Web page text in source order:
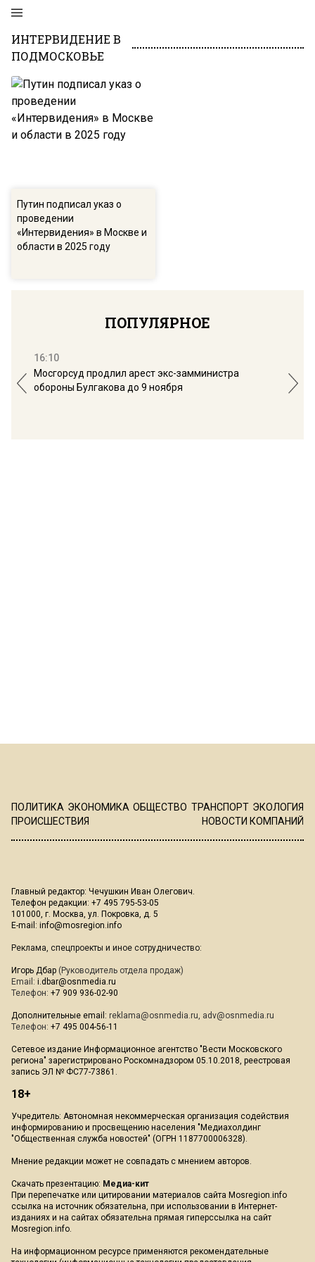
ИНТЕРВИДЕНИЕ В
ПОДМОСКОВЬЕ
Путин подписал указ о
проведении
«Интервидения» в Москве и
области в 2025 году
ПОПУЛЯРНОЕ
16:10
Мосгорсуд продлил арест экс-замминистра
обороны Булгакова до 9 ноября
ПОЛИТИКА ЭКОНОМИКА ОБЩЕСТВО ТРАНСПОРТ ЭКОЛОГИЯ
ПРОИСШЕСТВИЯ
НОВОСТИ КОМПАНИЙ
Главный редактор: Чечушкин Иван Олегович.
Телефон редакции: +7 495 795-53-05
101000, г. Москва, ул. Покровка, д. 5
E-mail: info@mosregion.info
Реклама, спецпроекты и иное сотрудничество:
Игорь Дбар (Руководитель отдела продаж)
Email: i.dbar@osnmedia.ru
Телефон: +7 909 936-02-90
Дополнительные email: reklama@osnmedia.ru, adv@osnmedia.ru
Телефон: +7 495 004-56-11
Сетевое издание Информационное агентство "Вести Московского
региона" зарегистрировано Роскомнадзором 05.10.2018, реестровая
запись ЭЛ № ФС77-73861.
18+
Учредитель: Автономная некоммерческая организация содействия
информированию и просвещению населения "Медиахолдинг
"Общественная служба новостей" (ОГРН 1187700006328).
Мнение редакции может не совпадать с мнением авторов.
Скачать презентацию: Медиа-кит
При перепечатке или цитировании материалов сайта Mosregion.info
ссылка на источник обязательна, при использовании в Интернет-
изданиях и на сайтах обязательна прямая гиперссылка на сайт
Mosregion.info.
На информационном ресурсе применяются рекомендательные